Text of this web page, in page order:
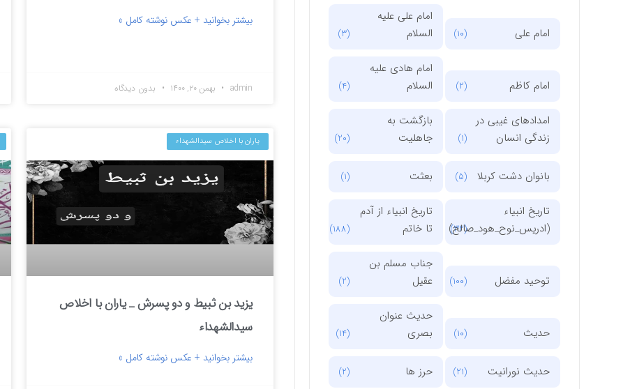
امام علی (10)
امام علی علیه
السلام
(3)
امام کاظم (2)
امام هادی علیه
السلام
(4)
امدادهای غیبی در
زندگی انسان
(1)
بازگشت به
جاهلیت
(20)
بانوان دشت کربلا (5) بعثت (1)
تاریخ انبیاء
(ادریس_نوح_هود_صالح)
(32)
تاریخ انبیاء از آدم
تا خاتم
(188)
توحید مفضل (100)
جناب مسلم بن
عقیل
(2)
حدیث (10)
حدیث عنوان
بصری
(14)
حدیث نورانیت (21) حرز ها (2)
بیشتر بخوانید + عکس نوشته کامل »
admin بهمن ۲۰, ۱۴۰۰ بدون دیدگاه
یاران با اخلاص سیدالشهداء
یزید بن ثبیط و دو پسرش _ یاران با اخلاص
سیدالشهداء
بیشتر بخوانید + عکس نوشته کامل »